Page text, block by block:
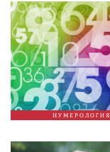
НУМЕРОЛОГИЯ